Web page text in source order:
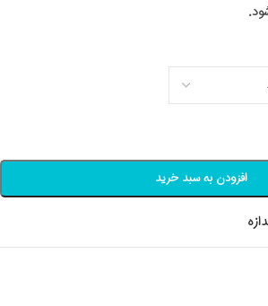
افزودن به سبد خرید